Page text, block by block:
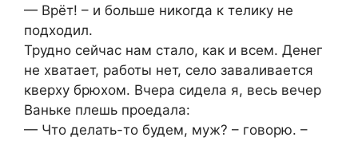
— Врёт! – и больше никогда к телику не
подходил.
Трудно сейчас нам стало, как и всем. Денег
не хватает, работы нет, село заваливается
кверху брюхом. Вчера сидела я, весь вечер
Ваньке плешь проедала:
— Что делать-то будем, муж? – говорю. –